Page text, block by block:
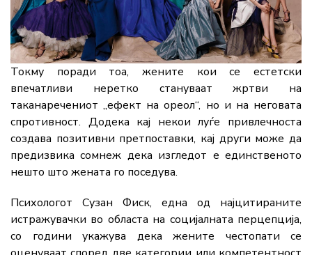
Токму поради тоа, жените кои се естетски
впечатливи неретко стануваат жртви на
таканаречениот „ефект на ореол“, но и на неговата
спротивност. Додека кај некои луѓе привлечноста
создава позитивни претпоставки, кај други може да
предизвика сомнеж дека изгледот е единственото
нешто што жената го поседува.
Психологот Сузан Фиск, една од најцитираните
истражувачки во областа на социјалната перцепција,
со години укажува дека жените честопати се